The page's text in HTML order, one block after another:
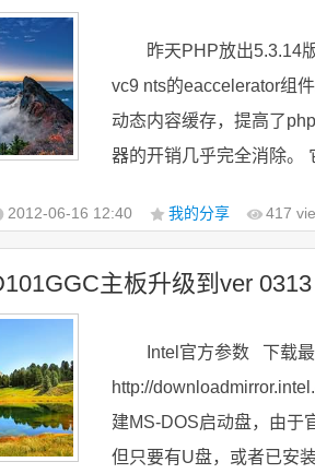
昨天PHP放出5.3.14
vc9 nts的eaccelerator组
动态内容缓存，提高了
器的开销几乎完全消除。
2012-06-16 12:40 我的分享 417
主板升级到ver
Intel官方参数 下载最
http://
建MS-DOS启动盘，由于
但只要有U盘，或者已安